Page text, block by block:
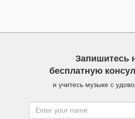
Запишитесь
бесплатную
и учитесь музыке с